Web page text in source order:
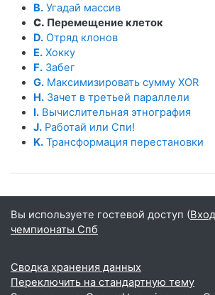
B. Угадай массив
C. Перемещение клеток
D. Отряд клонов
E. Хокку
F. Забег
G. Максимизировать сумму XOR
H. Зачет в третьей параллели
I. Вычислительная этнография
J. Работай или Спи!
K. Трансформация перестановки
Вы используете гостевой доступ (Вход
чемпионаты Спб
Сводка хранения данных
Переключить на стандартную тему